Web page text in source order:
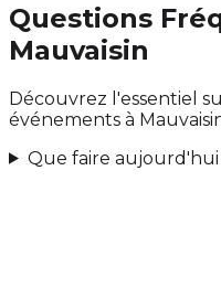
Questions
Mauvaisin
Découvrez l'essentiel
événements à
Que faire aujourd'hui